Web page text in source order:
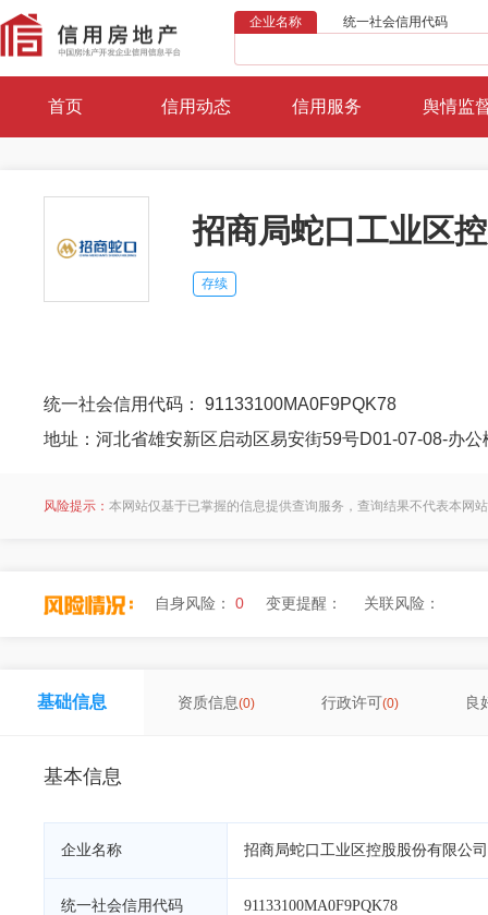
企业名称 统一社会信用代码
首页 信用动态 信用服务 舆情监
招商局蛇口工业区
存续
统一社会信用代码： 91133100MA0F9PQK78
地址：河北省雄安新区启动区易安街59号D01-07-08-办公
风险提示： 本网站仅基于已掌握的信息提供查询服务，查询结果不代表本网
自身风险： 0 变更提醒： 关联风险：
基础信息 资质信息(0) 行政许可(0) 良
基本信息
企业名称 招商局蛇口工业区控股股份有限公
统一社会信用代码 91133100MA0F9PQK78